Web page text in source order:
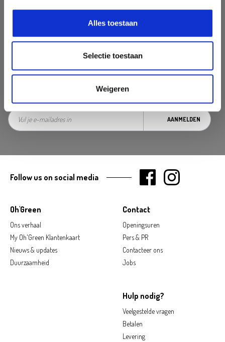
Alles toestaan
Selectie toestaan
Weigeren
Nooit iets van ons missen?
Mis geen enkele aanbieding, inspirerende tip of nieuwsbericht. Schrijf
AANMELDEN
Oh'Green
Ons verhaal
My Oh'Green Klantenkaart
Nieuws & updates
Duurzaamheid
Contact
Openingsuren
Pers & PR
Contacteer ons
Jobs
Hulp nodig?
Veelgestelde vragen
Betalen
Levering
Follow us on social media